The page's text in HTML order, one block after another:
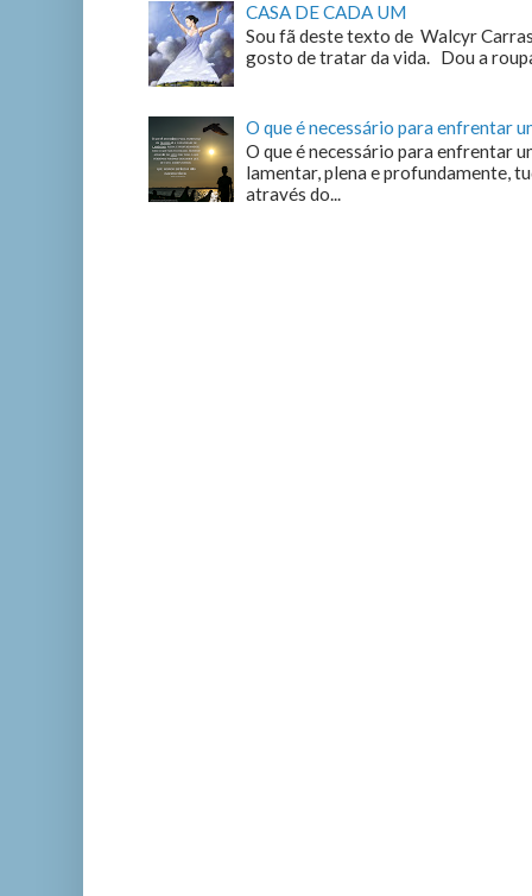
CASA DE CADA UM
Sou fã deste texto de Walcyr
gosto de tratar da vida. Dou a
O que é necessário para enfrentar
O que é necessário para enfrentar
lamentar, plena e profundamente,
através do...